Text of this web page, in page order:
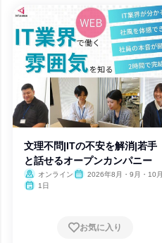
文理不問|ITの不安を解消|若手
と話せるオープンカンパニー
オンライン
2026年8月・9月・10月
1日
お気に入り